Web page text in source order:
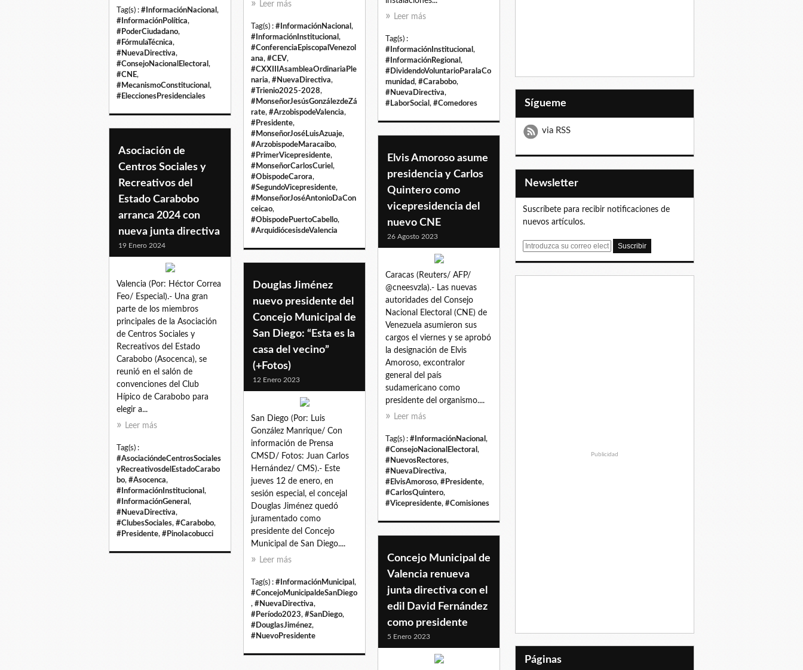
Tag(s) : #InformaciónNacional ,
#InformaciónPolítica,
#PoderCiudadano,
#FórmulaTécnica,
#NuevaDirectiva,
#ConsejoNacionalElectoral ,
#CNE,
#MecanismoConstitucional ,
#EleccionesPresidenciales
Leer más
Tag(s) : #InformaciónNacional ,
#InformaciónInstitucional ,
#ConferenciaEpiscopalVenezol
ana, #CEV,
#CXXIIIAsambleaOrdinariaPle
naria, #NuevaDirectiva,
#Trienio2025-2028,
#MonseñorJesúsGonzálezdeZá
rate, #ArzobispodeValencia,
#Presidente,
#MonseñorJoséLuisAzuaje,
#ArzobispodeMaracaibo,
#PrimerVicepresidente,
#MonseñorCarlosCuriel ,
#ObispodeCarora,
#SegundoVicepresidente,
#MonseñorJoséAntonioDaCon
ceicao,
#ObispodePuertoCabello,
#ArquidiócesisdeValencia
Leer más
Tag(s) :
#InformaciónInstitucional ,
#InformaciónRegional ,
#DividendoVoluntarioParalaCo
munidad, #Carabobo,
#NuevaDirectiva,
#LaborSocial , #Comedores
Asociación de
Centros Sociales y
Recreativos del
Estado Carabobo
arranca 2024 con
nueva junta directiva
19 Enero 2024
Valencia (Por: Héctor Correa
Feo/ Especial).- Una gran
parte de los miembros
principales de la Asociación
de Centros Sociales y
Recreativos del Estado
Carabobo (Asocenca), se
reunió en el salón de
convenciones del Club
Hípico de Carabobo para
elegir a...
Leer más
Tag(s) :
#AsociacióndeCentrosSociales
yRecreativosdelEstadoCarabo
bo, #Asocenca,
#InformaciónInstitucional ,
#InformaciónGeneral ,
#NuevaDirectiva,
#ClubesSociales, #Carabobo,
#Presidente, #PinoIacobucci
Elvis Amoroso asume
presidencia y Carlos
Quintero como
vicepresidencia del
nuevo CNE
26 Agosto 2023
Caracas (Reuters/ AFP/
@cneesvzla).- Las nuevas
autoridades del Consejo
Nacional Electoral (CNE) de
Venezuela asumieron sus
cargos el viernes y se aprobó
la designación de Elvis
Amoroso, excontralor
general del país
sudamericano como
presidente del organismo....
Leer más
Tag(s) : #InformaciónNacional ,
#ConsejoNacionalElectoral ,
#NuevosRectores,
#NuevaDirectiva,
#ElvisAmoroso, #Presidente,
#CarlosQuintero,
#Vicepresidente, #Comisiones
Douglas Jiménez
nuevo presidente del
Concejo Municipal de
San Diego: “Esta es la
casa del vecino”
(+Fotos)
12 Enero 2023
San Diego (Por: Luis
González Manrique/ Con
información de Prensa
CMSD/ Fotos: Juan Carlos
Hernández/ CMS).- Este
jueves 12 de enero, en
sesión especial, el concejal
Douglas Jiménez quedó
juramentado como
presidente del Concejo
Municipal de San Diego....
Leer más
Tag(s) : #InformaciónMunicipal ,
#ConcejoMunicipaldeSanDiego
, #NuevaDirectiva,
#Período2023, #SanDiego,
#DouglasJiménez,
#NuevoPresidente
Concejo Municipal de
Valencia renueva
junta directiva con el
edil David Fernández
como presidente
5 Enero 2023
Sígueme
via RSS
Newsletter
Suscríbete para recibir notificaciones de
nuevos artículos.
E
Publicidad
Páginas